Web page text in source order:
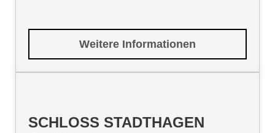
Weitere Informationen
SCHLOSS STADTHAGEN